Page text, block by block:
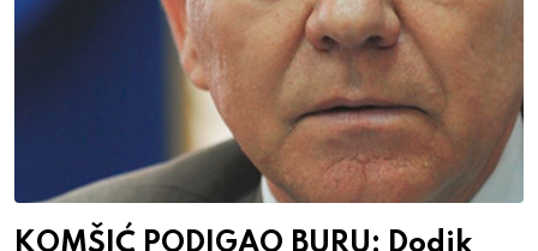
KOMŠIĆ PODIGAO BURU: Dodik